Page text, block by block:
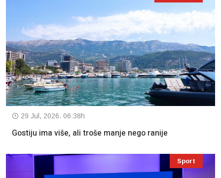
29 Jul, 2026. 06:38h
Gostiju ima više, ali troše manje nego ranije
Sport